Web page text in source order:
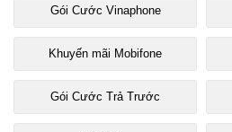
Gói Cước Vinaphone
Khuyến mãi Mobifone
Gói Cước Trả Trước